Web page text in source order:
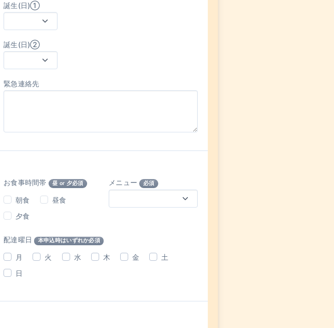
誕生(日)①
誕生(日)②
緊急連絡先
お食事時間帯 昼 or 夕必須
朝食
昼食
夕食
メニュー 必須
配達曜日 本申込時はいずれか必須
月 火 水 木 金
土
日